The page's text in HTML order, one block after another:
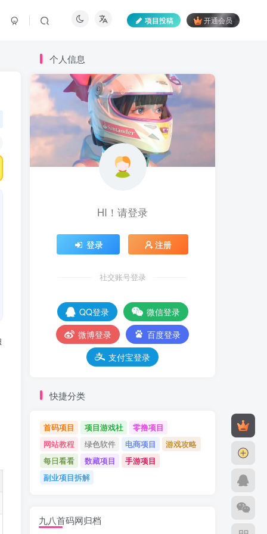
项目投稿 开通会员
个人信息
HI！请登录
登录 注册
社交账号登录
QQ登录
微信登录
微博登录
百度登录
支付宝登录
快捷分类
首码项目 项目游戏社
零撸项目
网站教程
绿色软件 电商项目
游戏攻略
每日看看
数藏项目
手游项目
副业项目拆解
九八首码网归档